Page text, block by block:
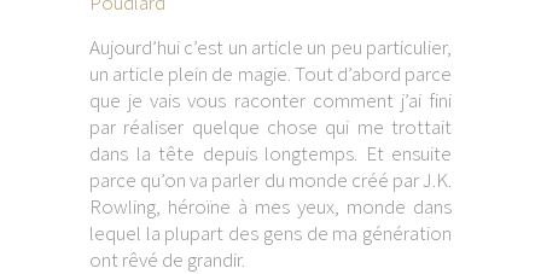
Aujourd’hui c’est un article un peu particulier,
un article plein de magie. Tout d’abord parce
que je vais vous raconter comment j’ai fini
par réaliser quelque chose qui me trottait
dans la tête depuis longtemps. Et ensuite
parce qu’on va parler du monde créé par J.K.
Rowling, héroïne à mes yeux, monde dans
lequel la plupart des gens de ma génération
ont rêvé de grandir.